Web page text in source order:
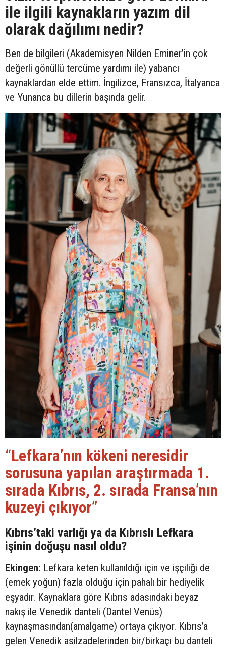
ile ilgili kaynakların yazım dil
olarak dağılımı nedir?
Ben de bilgileri (Akademisyen Nilden Eminer’in çok
değerli gönüllü tercüme yardımı ile) yabancı
kaynaklardan elde ettim. İngilizce, Fransızca, İtalyanca
ve Yunanca bu dillerin başında gelir.
“Lefkara’nın kökeni neresidir
sorusuna yapılan araştırmada 1.
sırada Kıbrıs, 2. sırada Fransa’nın
kuzeyi çıkıyor”
Kıbrıs’taki varlığı ya da Kıbrıslı Lefkara
işinin doğuşu nasıl oldu?
Ekingen: Lefkara keten kullanıldığı için ve işçiliği de
(emek yoğun) fazla olduğu için pahalı bir hediyelik
eşyadır. Kaynaklara göre Kıbrıs adasındaki beyaz
nakış ile Venedik danteli (Dantel Venüs)
kaynaşmasından(amalgame) ortaya çıkıyor. Kıbrıs’a
gelen Venedik asilzadelerinden bir/birkaçı bu danteli